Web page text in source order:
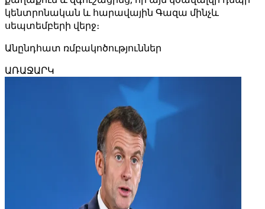
կենտրոնական և հարավային Գազա մինչև
սեպտեմբերի վերջ։
Անընդհատ ռմբակոծություններ
ԱՌԱՋԱՐԿ